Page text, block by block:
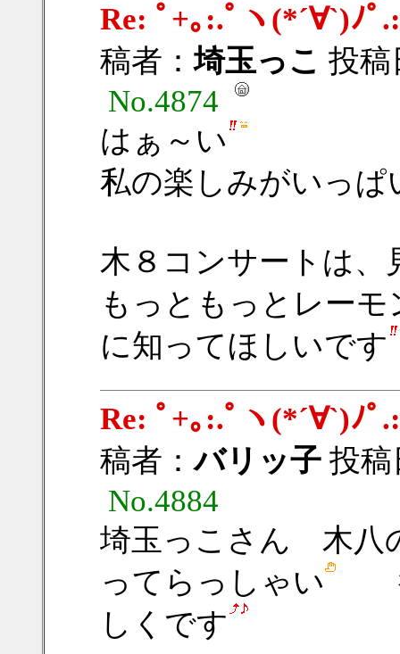
Re: ﾟ+｡:.ﾟヽ(*´∀`)ﾉﾟ
稿者：埼玉っこ 投稿
No.4874
はぁ～い
私の楽しみがいっ
木８コンサートは、
もっともっとレー
に知ってほしいです
Re: ﾟ+｡:.ﾟヽ(*´∀`)ﾉﾟ
稿者：バリッ子 投稿
No.4884
埼玉っこさん 木八
ってらっしゃい
行
しくです